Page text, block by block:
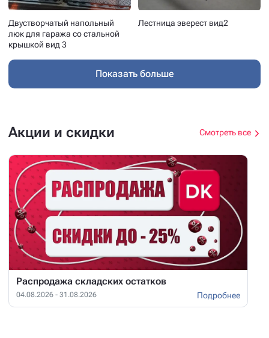
Двустворчатый напольный
люк для гаража со стальной
крышкой вид 3
Лестница эверест вид2
Показать больше
Акции и скидки Смотреть все
Распродажа складских остатков
04.08.2026 - 31.08.2026 Подробнее